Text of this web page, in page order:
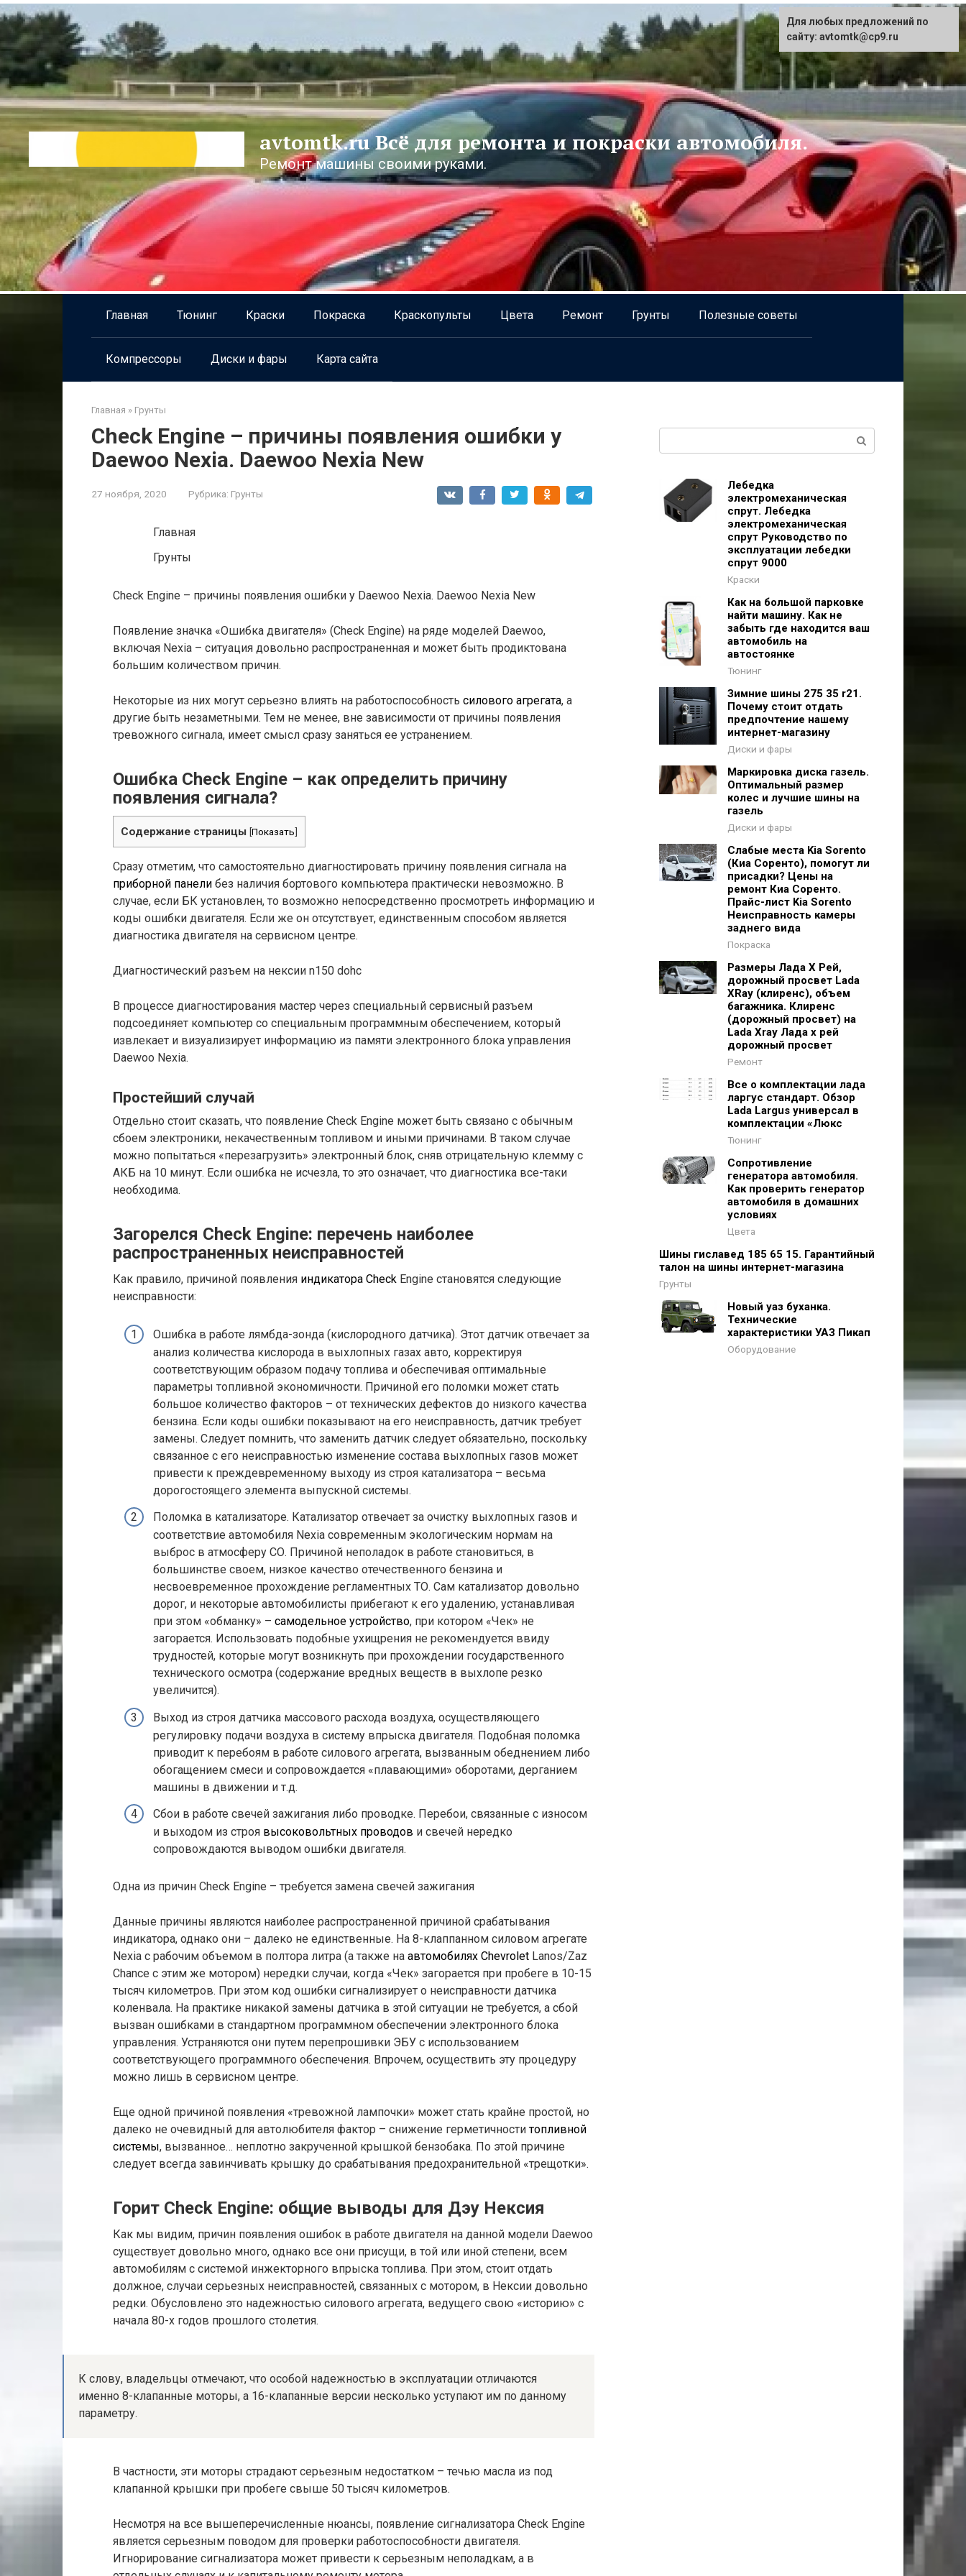
Перейти
к
контенту
avtomtk.ru Всё для ремонта и покраски автомобиля.
Ремонт машины своими руками.
Главная Тюнинг Краски Покраска Краскопульты Цвета Ремонт Грунты Полезные советы
Компрессоры Диски и фары Карта сайта
Главная » Грунты
Check Engine – причины появления ошибки у
Daewoo Nexia. Daewoo Nexia New
27 ноября, 2020 Рубрика: Грунты
Главная
Грунты
Check Engine – причины появления ошибки у Daewoo Nexia. Daewoo Nexia New
Появление значка «Ошибка двигателя» (Check Engine) на ряде моделей Daewoo,
включая Nexia – ситуация довольно распространенная и может быть продиктована
большим количеством причин.
Некоторые из них могут серьезно влиять на работоспособность силового агрегата, а
другие быть незаметными. Тем не менее, вне зависимости от причины появления
тревожного сигнала, имеет смысл сразу заняться ее устранением.
Ошибка Check Engine – как определить причину
появления сигнала?
Содержание страницы [Показать]
Сразу отметим, что самостоятельно диагностировать причину появления сигнала на
приборной панели без наличия бортового компьютера практически невозможно. В
случае, если БК установлен, то возможно непосредственно просмотреть информацию и
коды ошибки двигателя. Если же он отсутствует, единственным способом является
диагностика двигателя на сервисном центре.
Диагностический разъем на нексии n150 dohc
В процессе диагностирования мастер через специальный сервисный разъем
подсоединяет компьютер со специальным программным обеспечением, который
извлекает и визуализирует информацию из памяти электронного блока управления
Daewoo Nexia.
Простейший случай
Отдельно стоит сказать, что появление Check Engine может быть связано с обычным
сбоем электроники, некачественным топливом и иными причинами. В таком случае
можно попытаться «перезагрузить» электронный блок, сняв отрицательную клемму с
АКБ на 10 минут. Если ошибка не исчезла, то это означает, что диагностика все-таки
необходима.
Загорелся Check Engine: перечень наиболее
распространенных неисправностей
Как правило, причиной появления индикатора Check Engine становятся следующие
неисправности:
Ошибка в работе лямбда-зонда (кислородного датчика). Этот датчик отвечает за
анализ количества кислорода в выхлопных газах авто, корректируя
соответствующим образом подачу топлива и обеспечивая оптимальные
параметры топливной экономичности. Причиной его поломки может стать
большое количество факторов – от технических дефектов до низкого качества
бензина. Если коды ошибки показывают на его неисправность, датчик требует
замены. Следует помнить, что заменить датчик следует обязательно, поскольку
связанное с его неисправностью изменение состава выхлопных газов может
привести к преждевременному выходу из строя катализатора – весьма
дорогостоящего элемента выпускной системы.
Поломка в катализаторе. Катализатор отвечает за очистку выхлопных газов и
соответствие автомобиля Nexia современным экологическим нормам на
выброс в атмосферу СО. Причиной неполадок в работе становиться, в
большинстве своем, низкое качество отечественного бензина и
несвоевременное прохождение регламентных ТО. Сам катализатор довольно
дорог, и некоторые автомобилисты прибегают к его удалению, устанавливая
при этом «обманку» – самодельное устройство, при котором «Чек» не
загорается. Использовать подобные ухищрения не рекомендуется ввиду
трудностей, которые могут возникнуть при прохождении государственного
технического осмотра (содержание вредных веществ в выхлопе резко
увеличится).
Выход из строя датчика массового расхода воздуха, осуществляющего
регулировку подачи воздуха в систему впрыска двигателя. Подобная поломка
приводит к перебоям в работе силового агрегата, вызванным обеднением либо
обогащением смеси и сопровождается «плавающими» оборотами, дерганием
машины в движении и т.д.
Сбои в работе свечей зажигания либо проводке. Перебои, связанные с износом
и выходом из строя высоковольтных проводов и свечей нередко
сопровождаются выводом ошибки двигателя.
Одна из причин Check Engine – требуется замена свечей зажигания
Данные причины являются наиболее распространенной причиной срабатывания
индикатора, однако они – далеко не единственные. На 8-клаппанном силовом агрегате
Nexia с рабочим объемом в полтора литра (а также на автомобилях Chevrolet Lanos/Zaz
Chance с этим же мотором) нередки случаи, когда «Чек» загорается при пробеге в 10-15
тысяч километров. При этом код ошибки сигнализирует о неисправности датчика
коленвала. На практике никакой замены датчика в этой ситуации не требуется, а сбой
вызван ошибками в стандартном программном обеспечении электронного блока
управления. Устраняются они путем перепрошивки ЭБУ с использованием
соответствующего программного обеспечения. Впрочем, осуществить эту процедуру
можно лишь в сервисном центре.
Еще одной причиной появления «тревожной лампочки» может стать крайне простой, но
далеко не очевидный для автолюбителя фактор – снижение герметичноститопливной
системы, вызванное… неплотно закрученной крышкой бензобака. По этой причине
следует всегда завинчивать крышку до срабатывания предохранительной «трещотки».
Горит Check Engine: общие выводы для Дэу Нексия
Как мы видим, причин появления ошибок в работе двигателя на данной модели Daewoo
существует довольно много, однако все они присущи, в той или иной степени, всем
автомобилям с системой инжекторного впрыска топлива. При этом, стоит отдать
должное, случаи серьезных неисправностей, связанных с мотором, в Нексии довольно
редки. Обусловлено это надежностью силового агрегата, ведущего свою «историю» с
начала 80-х годов прошлого столетия.
К слову, владельцы отмечают, что особой надежностью в эксплуатации отличаются
именно 8-клапанные моторы, а 16-клапанные версии несколько уступают им по данному
параметру.
В частности, эти моторы страдают серьезным недостатком – течью масла из под
клапанной крышки при пробеге свыше 50 тысяч километров.
Несмотря на все вышеперечисленные нюансы, появление сигнализатора Check Engine
является серьезным поводом для проверки работоспособности двигателя.
Игнорирование сигнализатора может привести к серьезным неполадкам, а в
Лебедка
электромеханическая
спрут. Лебедка
электромеханическая
спрут Руководство по
эксплуатации лебедки
спрут 9000
Краски
Как на большой парковке
найти машину. Как не
забыть где находится ваш
автомобиль на
автостоянке
Тюнинг
Зимние шины 275 35 r21.
Почему стоит отдать
предпочтение нашему
интернет-магазину
Диски и фары
Маркировка диска газель.
Оптимальный размер
колес и лучшие шины на
газель
Диски и фары
Слабые места Kia Sorento
(Киа Соренто), помогут ли
присадки? Цены на
ремонт Киа Соренто.
Прайс-лист Kia Sorento
Неисправность камеры
заднего вида
Покраска
Размеры Лада Х Рей,
дорожный просвет Lada
XRay (клиренс), объем
багажника. Клиренс
(дорожный просвет) на
Lada Xray Лада х рей
дорожный просвет
Ремонт
Все о комплектации лада
ларгус стандарт. Обзор
Lada Largus универсал в
комплектации «Люкс
Тюнинг
Сопротивление
генератора автомобиля.
Как проверить генератор
автомобиля в домашних
условиях
Цвета
Шины гиславед 185 65 15. Гарантийный
талон на шины интернет-магазина
Грунты
Новый уаз буханка.
Технические
характеристики УАЗ Пикап
Оборудование
Для любых предложений по
сайту: avtomtk@cp9.ru